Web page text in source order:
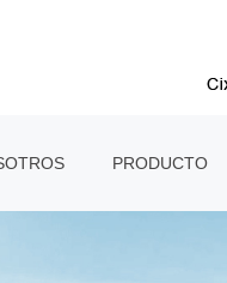
PRODUCTO